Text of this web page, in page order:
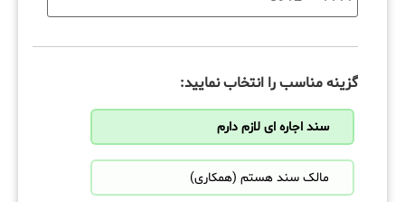
گزینه مناسب را انتخاب نمایید:
سند اجاره ای لازم دارم
مالک سند هستم (همکاری)